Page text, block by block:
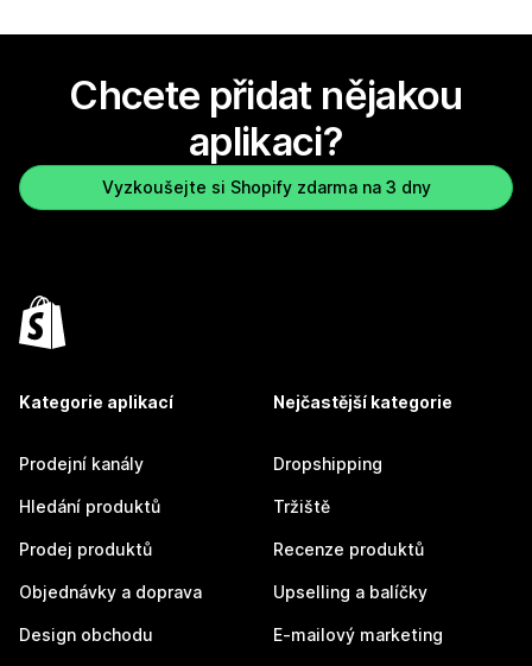
Chcete přidat nějakou
aplikaci?
Vyzkoušejte si Shopify zdarma na 3 dny
Kategorie aplikací
Prodejní kanály
Hledání produktů
Prodej produktů
Objednávky a doprava
Design obchodu
Nejčastější kategorie
Dropshipping
Tržiště
Recenze produktů
Upselling a balíčky
E-mailový marketing